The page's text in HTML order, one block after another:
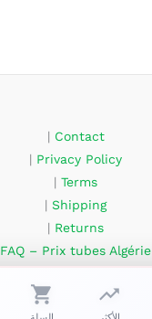
Contact
|
Privacy Policy
|
Terms
|
Shipping
|
Returns
|
FAQ – Prix tubes Algérie